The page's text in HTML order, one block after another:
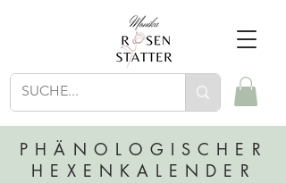
PHÄNOLOGISCHER
HEXENKALENDER